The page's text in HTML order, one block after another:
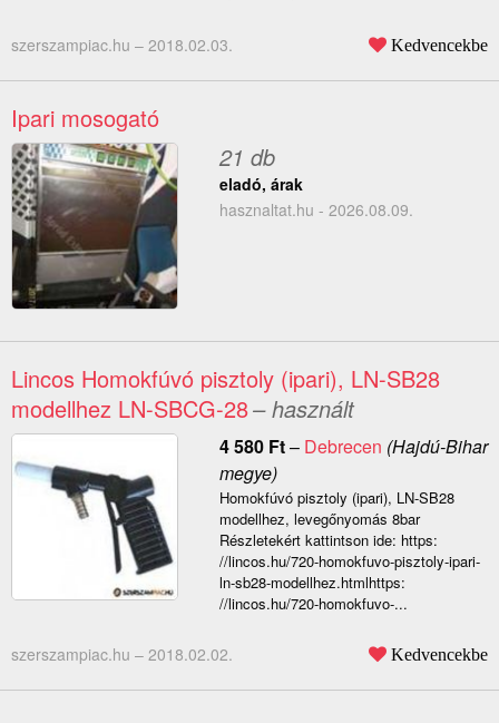
szerszampiac.hu – 2018.02.03. Kedvencekbe
Ipari mosogató
21 db
eladó, árak
hasznaltat.hu - 2026.08.09.
Lincos Homokfúvó pisztoly (ipari), LN-SB28
modellhez LN-SBCG-28– használt
4 580 Ft– Debrecen (Hajdú-Bihar
megye)
Homokfúvó pisztoly (ipari), LN-SB28
modellhez, levegőnyomás 8bar
Részletekért kattintson ide: https:
//lincos.hu/720-homokfuvo-pisztoly-ipari-
ln-sb28-modellhez.htmlhttps:
//lincos.hu/720-homokfuvo-...
szerszampiac.hu – 2018.02.02. Kedvencekbe